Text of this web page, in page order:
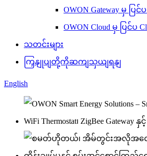
OWON Gateway မှ ပြင်
OWON Cloud မှ ပြင်ပ
သတင်းများ
ကြှနျုပျတို့ကိုဆကျသှယျရနျ
English